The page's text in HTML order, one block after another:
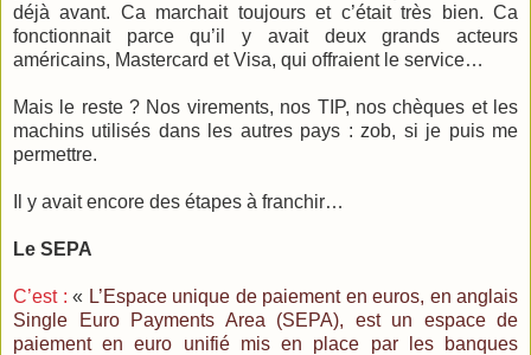
déjà avant. Ca marchait toujours et c’était très bien. Ca
fonctionnait parce qu’il y avait deux grands acteurs
américains, Mastercard et Visa, qui offraient le service…
Mais le reste ? Nos virements, nos TIP, nos chèques et les
machins utilisés dans les autres pays : zob, si je puis me
permettre.
Il y avait encore des étapes à franchir…
Le SEPA
C’est : « L’Espace unique de paiement en euros, en anglais
Single Euro Payments Area (SEPA), est un espace de
paiement en euro unifié mis en place par les banques